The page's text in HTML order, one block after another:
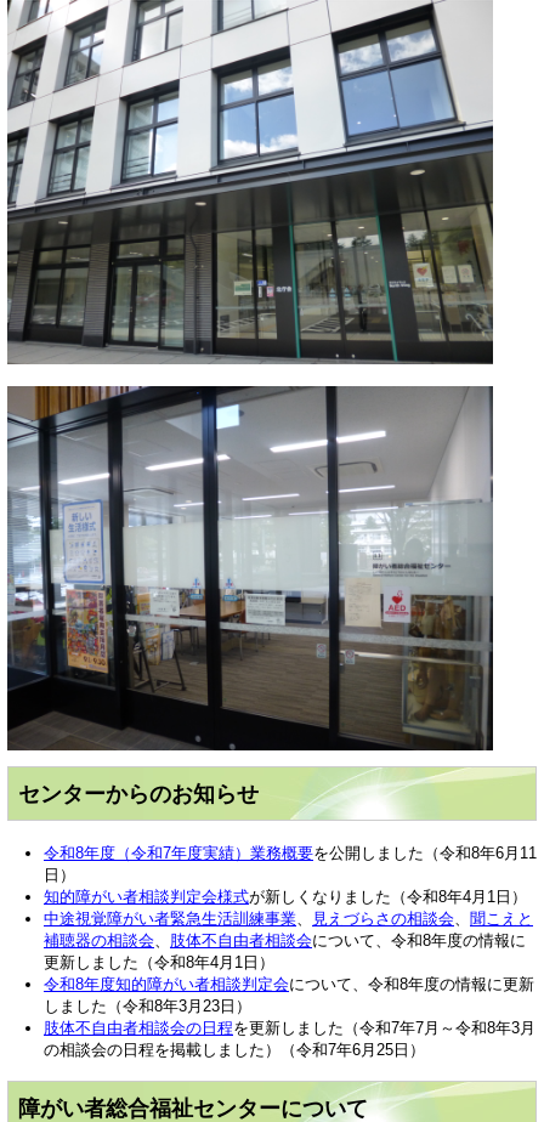
センターからのお知らせ
令和8年度（令和7年度実績）業務概要を公開しました（令和8年6月11
日）
知的障がい者相談判定会様式が新しくなりました（令和8年4月1日）
中途視覚障がい者緊急生活訓練事業
見えづらさの相談会
聞こえと
補聴器の相談会
肢体不自由者相談会について、令和8年度の情報に
更新しました（令和8年4月1日）
令和8年度知的障がい者相談判定会について、令和8年度の情報に更新
しました（令和8年3月23日）
肢体不自由者相談会の日程を更新しました（令和7年7月～令和8年3月
の相談会の日程を掲載しました）（令和7年6月25日）
障がい者総合福祉センターについて